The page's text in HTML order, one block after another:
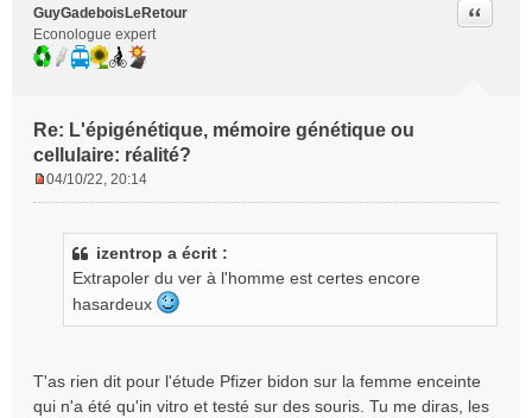
GuyGadeboisLeRetour
Econologue expert
Re: L'épigénétique, mémoire génétique ou
cellulaire: réalité?
Citer
n
l
04/10/22, 20:14
izentrop a écrit :
Extrapoler du ver à l'homme est certes encore
hasardeux
T'as rien dit pour l'étude Pfizer bidon sur la femme enceinte
qui n'a été qu'in vitro et testé sur des souris. Tu me diras, les